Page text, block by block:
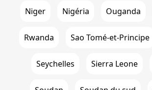
Niger Nigéria Ouganda
Rwanda Sao Tomé-et-Principe
Seychelles Sierra Leone